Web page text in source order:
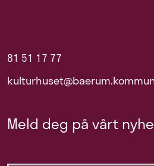
81 51 17 77
Meld deg på vårt